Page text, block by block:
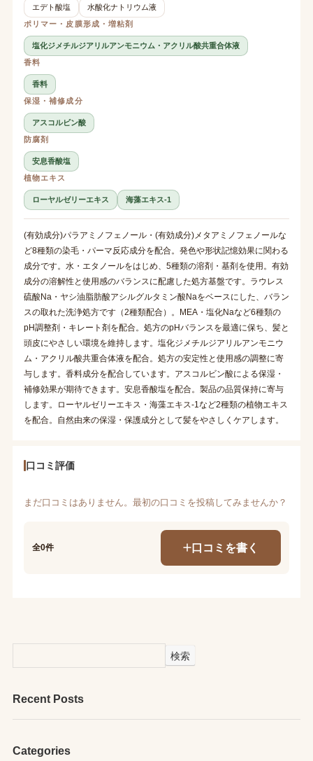
エデト酸塩
水酸化ナトリウム液
ポリマー・皮膜形成・増粘剤
塩化ジメチルジアリルアンモニウム・アクリル酸共重合体液
香料
香料
保湿・補修成分
アスコルビン酸
防腐剤
安息香酸塩
植物エキス
ローヤルゼリーエキス 海藻エキス-1
(有効成分)パラアミノフェノール・(有効成分)メタアミノフェノールな
ど8種類の染毛・パーマ反応成分を配合。発色や形状記憶効果に関わる
成分です。水・エタノールをはじめ、5種類の溶剤・基剤を使用。有効
成分の溶解性と使用感のバランスに配慮した処方基盤です。ラウレス
硫酸Na・ヤシ油脂肪酸アシルグルタミン酸Naをベースにした、バラン
スの取れた洗浄処方です（2種類配合）。MEA・塩化Naなど6種類の
pH調整剤・キレート剤を配合。処方のpHバランスを最適に保ち、髪と
頭皮にやさしい環境を維持します。塩化ジメチルジアリルアンモニウ
ム・アクリル酸共重合体液を配合。処方の安定性と使用感の調整に寄
与します。香料成分を配合しています。アスコルビン酸による保湿・
補修効果が期待できます。安息香酸塩を配合。製品の品質保持に寄与
します。ローヤルゼリーエキス・海藻エキス-1など2種類の植物エキス
を配合。自然由来の保湿・保護成分として髪をやさしくケアします。
口コミ評価
まだ口コミはありません。最初の口コミを投稿してみませんか？
全0件 口コミを書く
検索
Recent Posts
Categories